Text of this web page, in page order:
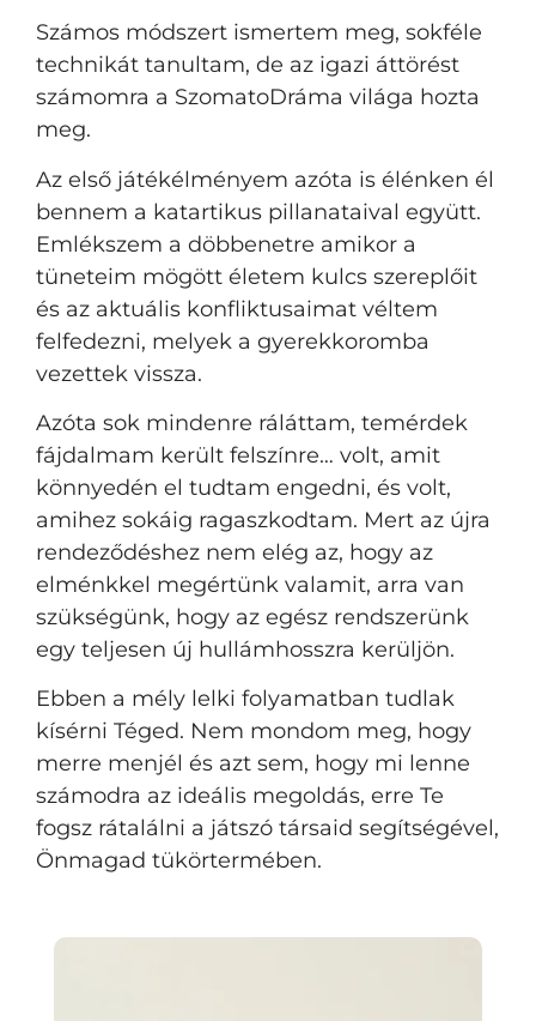
Számos módszert ismertem meg, sokféle
technikát tanultam, de az igazi áttörést
számomra a SzomatoDráma világa hozta
meg.
Az első játékélményem azóta is élénken él
bennem a katartikus pillanataival együtt.
Emlékszem a döbbenetre amikor a
tüneteim mögött életem kulcs szereplőit
és az aktuális konfliktusaimat véltem
felfedezni, melyek a gyerekkoromba
vezettek vissza.
Azóta sok mindenre ráláttam, temérdek
fájdalmam került felszínre… volt, amit
könnyedén el tudtam engedni, és volt,
amihez sokáig ragaszkodtam. Mert az újra
rendeződéshez nem elég az, hogy az
elménkkel megértünk valamit, arra van
szükségünk, hogy az egész rendszerünk
egy teljesen új hullámhosszra kerüljön.
Ebben a mély lelki folyamatban tudlak
kísérni Téged. Nem mondom meg, hogy
merre menjél és azt sem, hogy mi lenne
számodra az ideális megoldás, erre Te
fogsz rátalálni a játszó társaid segítségével,
Önmagad tükörtermében.